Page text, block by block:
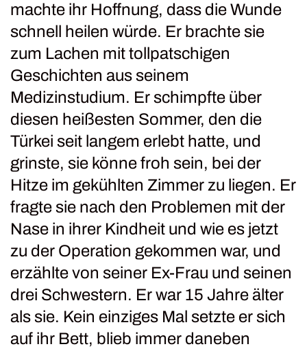
machte ihr Hoffnung, dass die Wunde
schnell heilen würde. Er brachte sie
zum Lachen mit tollpatschigen
Geschichten aus seinem
Medizinstudium. Er schimpfte über
diesen heißesten Sommer, den die
Türkei seit langem erlebt hatte, und
grinste, sie könne froh sein, bei der
Hitze im gekühlten Zimmer zu liegen. Er
fragte sie nach den Problemen mit der
Nase in ihrer Kindheit und wie es jetzt
zu der Operation gekommen war, und
erzählte von seiner Ex-Frau und seinen
drei Schwestern. Er war 15 Jahre älter
als sie. Kein einziges Mal setzte er sich
auf ihr Bett, blieb immer daneben